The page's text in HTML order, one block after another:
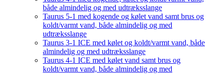
både almindelig og med udtræksslange
Taurus 5-1 med kogende og kølet vand samt brus og
koldt/varmt vand, både almindelig og med
udtræksslange
Taurus 3-1 ICE med kølet og koldt/varmt vand, både
almindelig og med udtræksslange
Taurus 4-1 ICE med kølet vand samt brus og
koldt/varmt vand, både almindelig og med